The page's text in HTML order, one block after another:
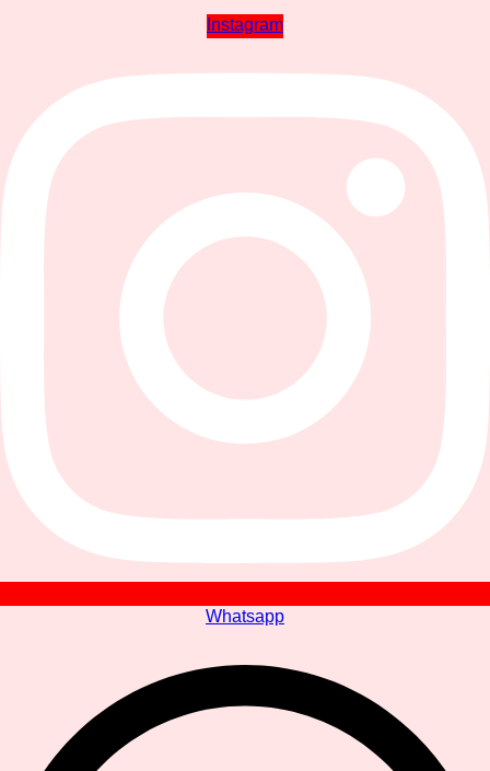
Instagram
Whatsapp